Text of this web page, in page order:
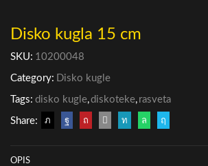
Disko kugla 15 cm
SKU: 10200048
Category: Disko kugle
Tags: disko kugle,diskoteke, rasveta
Share:
OPIS